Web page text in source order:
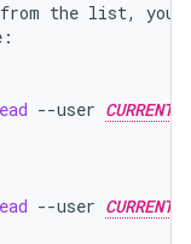
from the list, you
--user
--user